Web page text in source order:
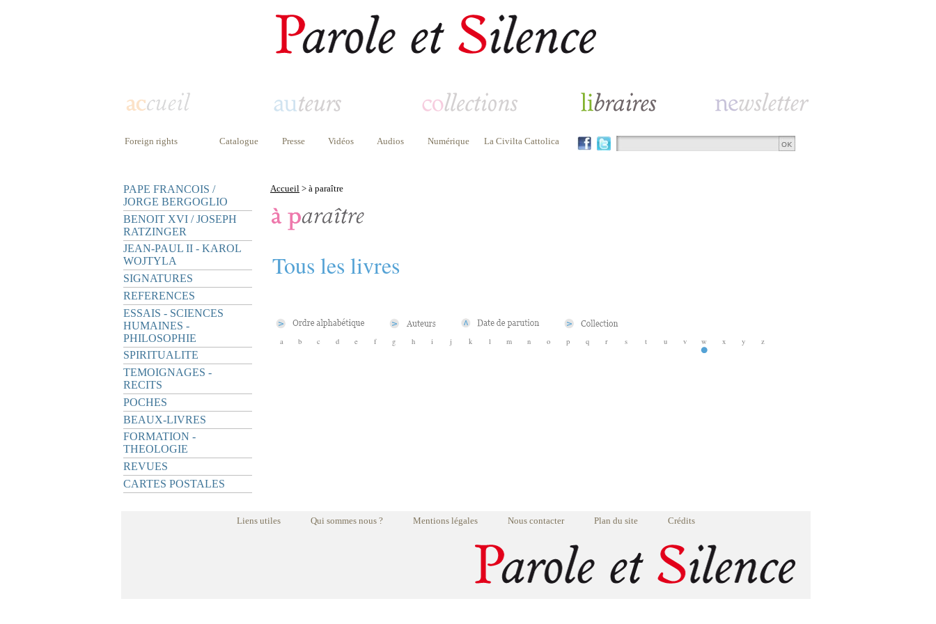
Foreign rights Catalogue Presse Vidéos Audios Numérique La Civilta Cattolica
PAPE FRANCOIS /
JORGE BERGOGLIO
BENOIT XVI / JOSEPH
RATZINGER
JEAN-PAUL II - KAROL
WOJTYLA
SIGNATURES
REFERENCES
ESSAIS - SCIENCES
HUMAINES -
PHILOSOPHIE
SPIRITUALITE
TEMOIGNAGES -
RECITS
POCHES
BEAUX-LIVRES
FORMATION -
THEOLOGIE
REVUES
CARTES POSTALES
Accueil > à paraître
Tous les livres
a b c d e f g h i j k l m n o p q r s t u v w x y z
Liens utiles Qui sommes nous ? Mentions légales Nous contacter Plan du site Crédits